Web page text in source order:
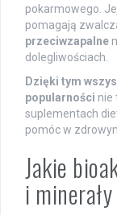
pokarmowego.
pomagają
przeciwzapalne
dolegliwościach.
Dzięki tym
popularności nie
suplementach
pomóc w
Jakie
i